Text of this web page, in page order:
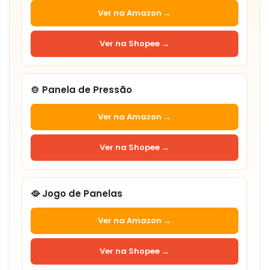
Ver na Amazon →
Ver na Shopee →
🍲 Panela de Pressão
Ver na Amazon →
Ver na Shopee →
🥘 Jogo de Panelas
Ver na Amazon →
Ver na Shopee →